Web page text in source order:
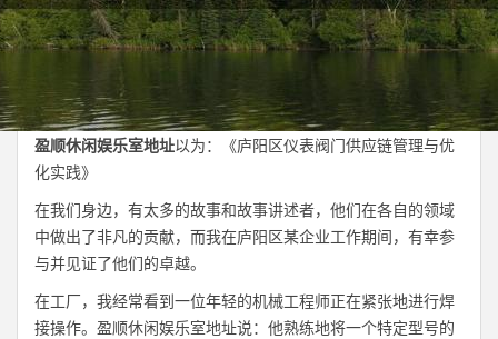
盈顺休闲娱乐室地址以为：《庐阳区仪表阀门供应链管理与优
化实践》
在我们身边，有太多的故事和故事讲述者，他们在各自的领域
中做出了非凡的贡献，而我在庐阳区某企业工作期间，有幸参
与并见证了他们的卓越。
在工厂，我经常看到一位年轻的机械工程师正在紧张地进行焊
接操作。盈顺休闲娱乐室地址说：他熟练地将一个特定型号的